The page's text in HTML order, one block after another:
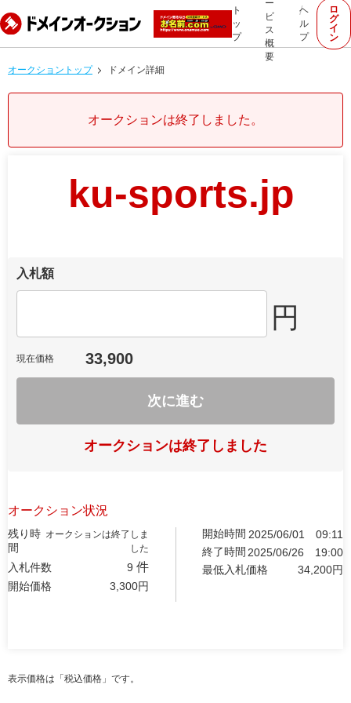
ト
ッ
プ
ー
ビ
ス
概
要
ヘ
ル
プ
ロ
グ
イ
ン
オークショントップ ドメイン詳細
オークションは終了しました。
ku-sports.jp
入札額
円
現在価格 33,900
次に進む
オークションは終了しました
オークション状況
残り時
間
オークションは終了しま
した
入札件数 9 件
開始価格 3,300円
開始時間 2025/06/01
09:11
終了時間 2025/06/26
19:00
最低入札価格
34,200円
表示価格は「税込価格」です。